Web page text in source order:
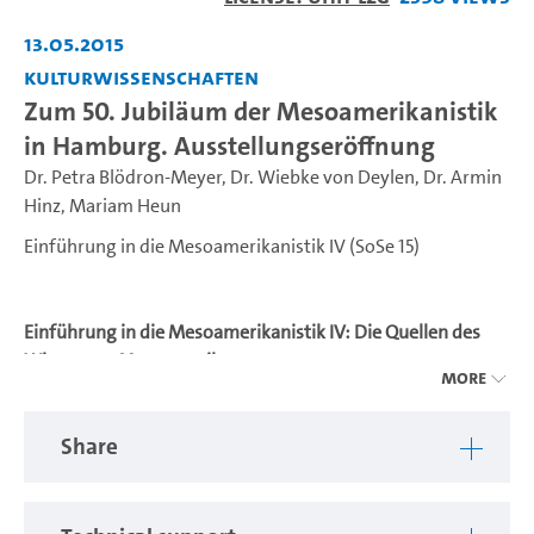
13.05.2015
Kulturwissenschaften
Zum 50. Jubiläum der Mesoamerikanistik
in Hamburg. Ausstellungseröffnung
Dr. Petra Blödron-Meyer, Dr. Wiebke von Deylen, Dr. Armin
Hinz,Mariam Heun
Einführung in die Mesoamerikanistik IV (SoSe 15)
Einführung in die Mesoamerikanistik IV: Die Quellen des
Wissens zu Mesoamerika
politischer Prozesse
More
Share